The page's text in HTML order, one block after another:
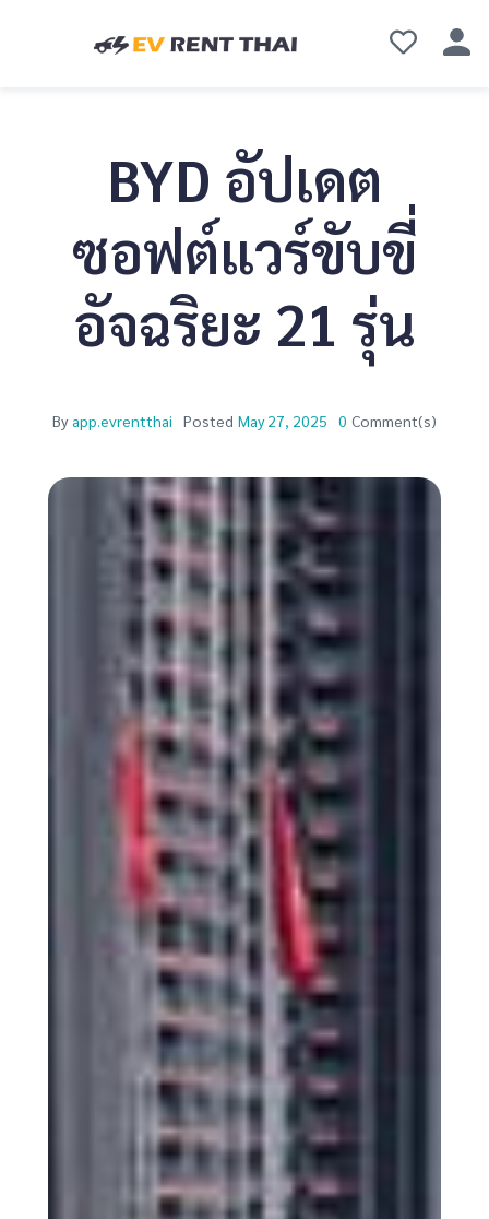
BYD อัปเดต
ซอฟต์แวร์ขับขี่
อัจฉริยะ 21 รุ่น
By app.evrentthai Posted May 27, 2025 0 Comment(s)